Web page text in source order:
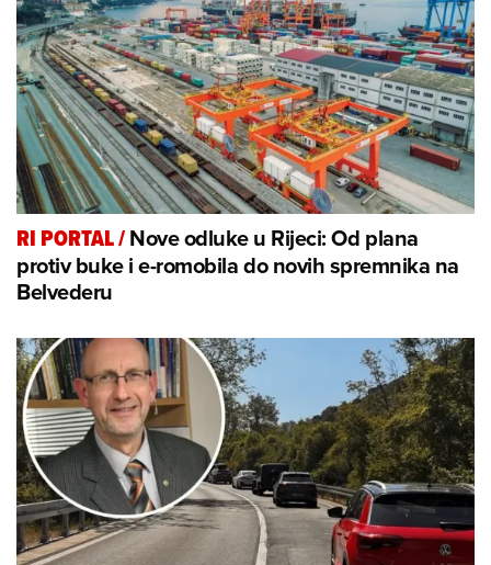
RI PORTAL/Nove odluke u Rijeci: Od plana
protiv buke i e-romobila do novih spremnika na
Belvederu